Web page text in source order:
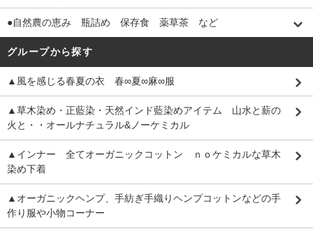
●自然農の恵み 瓶詰め 保存食 薬草茶 など
グループから探す
▲風を感じる春夏の衣 春∞夏∞麻∞服
▲草木染め・正藍染・天然インド藍染めアイテム 山水と薪の
火と・・オールナチュラル&ノーケミカル
▲インナー 全てオーガニックコットン ｎｏケミカルな草木
染め下着
▲オーガニックヘンプ、手紡ぎ手織りヘンプコットンなどの手
作り服や小物コーナー